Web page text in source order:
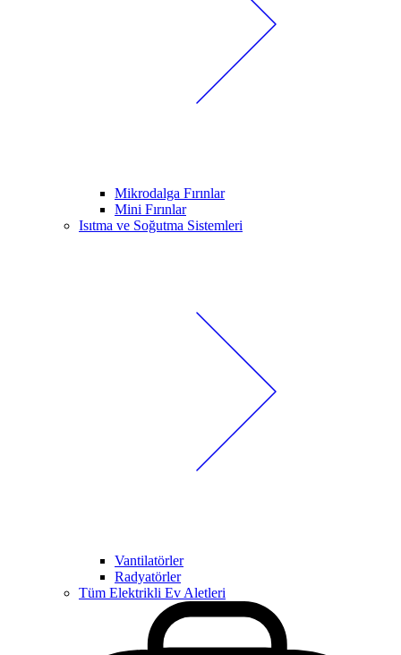
Mikrodalga Fırınlar
Mini Fırınlar
Isıtma ve Soğutma Sistemleri
Vantilatörler
Radyatörler
Tüm Elektrikli Ev Aletleri